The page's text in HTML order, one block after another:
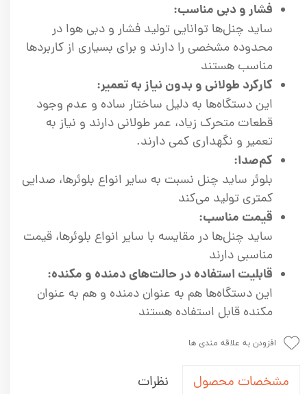
فشار و دبی مناسب:
ساید چنل‌ها توانایی تولید فشار و دبی هوا در
محدوده مشخصی را دارند و برای بسیاری از کاربردها
مناسب هستند
کارکرد طولانی و بدون نیاز به تعمیر:
این دستگاه‌ها به دلیل ساختار ساده و عدم وجود
قطعات متحرک زیاد، عمر طولانی دارند و نیاز به
تعمیر و نگهداری کمی دارند.
کم‌صدا:
بلوئر ساید چنل نسبت به سایر انواع بلوئرها، صدایی
کمتری تولید می‌کند
قیمت مناسب:
ساید چنل‌ها در مقایسه با سایر انواع بلوئرها، قیمت
مناسبی دارند
قابلیت استفاده در حالت‌های دمنده و مکنده:
این دستگاه‌ها هم به عنوان دمنده و هم به عنوان
مکنده قابل استفاده هستند
افزودن به علاقه مندی ها
مشخصات محصول نظرات